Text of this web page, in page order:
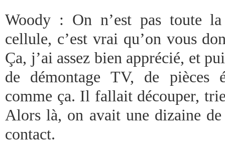
Woody : On n’est pas toute
cellule, c’est vrai qu’on vous
Ça, j’ai assez bien apprécié, et
de démontage TV, de pièces
comme ça. Il fallait découper,
Alors là, on avait une dizaine
contact.